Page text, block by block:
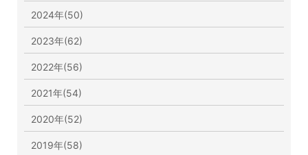
2024年(50)
2023年(62)
2022年(56)
2021年(54)
2020年(52)
2019年(58)